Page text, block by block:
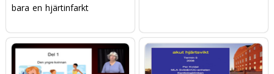
bara en hjärtinfarkt